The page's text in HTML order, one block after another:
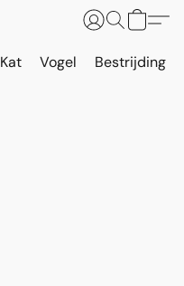
Kat Vogel Bestrijding